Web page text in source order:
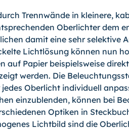
Trennwände in kleinere,
Oberlichter dem
damit eine sehr selektive
Lichtlösung kön­nen nun
auf Papier beispielsweise
werden. Die
Oberlicht in­dividuell
einzublen­den, können bei
Optiken in
Lichtbild sind die